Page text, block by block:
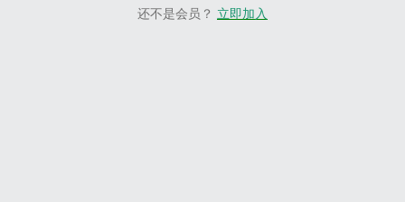
还不是会员？ 立即加入